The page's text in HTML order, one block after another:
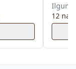
Ilgums
12